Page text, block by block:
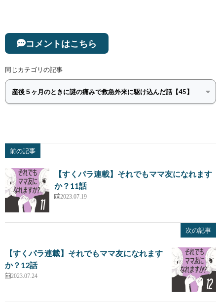
コメントはこちら
同じカテゴリの記事
前の記事
【すくパラ連載】それでもママ友になれます
か？11話
2023.07.19
次の記事
【すくパラ連載】それでもママ友になれます
か？12話
2023.07.24